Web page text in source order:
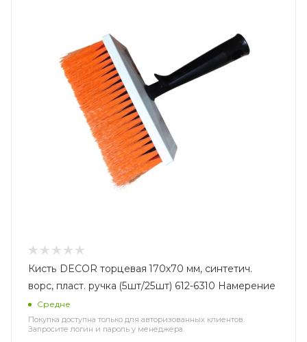
Кисть DECOR торцевая 170х70 мм, синтетич.
ворс, пласт. ручка (5шт/25шт) 612-6310 Намерение
Средне
Покупка доступна только для авторизованных клиентов.
Запросите логин и пароль у менеджера.